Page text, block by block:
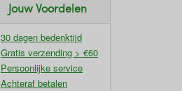
Jouw Voordelen
30 dagen bedenktijd
Gratis verzending > €60
Persoonlijke service
Achteraf betalen